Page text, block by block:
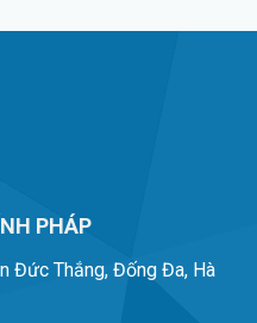
PHÁP
Đức Thắng, Đống Đa, Hà